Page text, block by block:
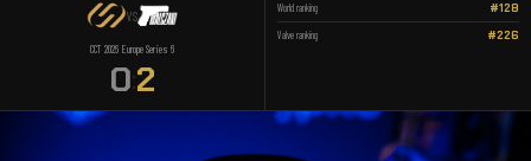
VS
CCT 2026 Europe Series 6
0:2
World ranking #128
Valve ranking #226